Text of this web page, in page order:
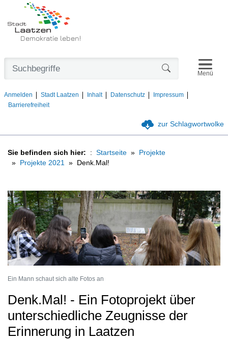
Demokratie leben!
Anmelden Stadt Laatzen Inhalt Datenschutz
Impressum
Barrierefreiheit
Menü
zur Schlagwortwolke
Sie befinden sich hier: Startseite
Projekte
Projekte 2021
Denk.Mal!
Ein Mann schaut sich alte Fotos an
Denk.Mal! - Ein Fotoprojekt über
unterschiedliche Zeugnisse der
Erinnerung in Laatzen